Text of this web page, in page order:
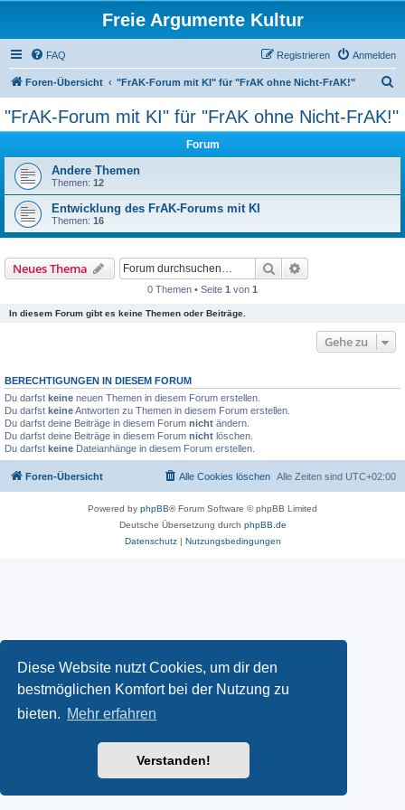
Diese Website nutzt Cookies, um dir den
bestmöglichen Komfort bei der Nutzung zu
bieten. Mehr erfahren
Verstanden!
Freie Argumente Kultur
FAQ Anmelden
Registrieren
Foren-Übersicht "FrAK-Forum mit KI" für "FrAK ohne Nicht-FrAK!"
"FrAK-Forum mit KI" für "FrAK ohne Nicht-FrAK!"
Forum
Andere Themen
Themen: 12
Entwicklung des FrAK-Forums mit KI
Themen: 16
Neues Thema Suche
0 Themen • Seite 1 von 1
In diesem Forum gibt es keine Themen oder Beiträge.
Gehe zu
BERECHTIGUNGEN IN DIESEM FORUM
Du darfst keine neuen Themen in diesem Forum erstellen.
Du darfst keineAntworten zu Themen in diesem Forum erstellen.
Du darfst deine Beiträge in diesem Forum nicht ändern.
Du darfst deine Beiträge in diesem Forum nicht löschen.
Du darfst keine Dateianhänge in diesem Forum erstellen.
Foren-Übersicht Alle Zeiten sind UTC+02:00
Alle Cookies löschen
Powered by phpBB® Forum Software © phpBB Limited
Deutsche Übersetzung durch phpBB.de
Datenschutz| Nutzungsbedingungen